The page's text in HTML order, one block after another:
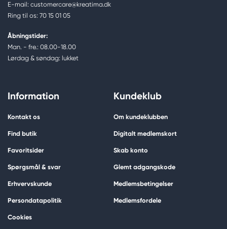
E-mail: customercare@kreatima.dk
Ring til os: 70 15 01 05
Åbningstider:
Man. - fre.: 08.00-18.00
Lørdag & søndag: lukket
Information
Kontakt os
Find butik
Favoritsider
Spørgsmål & svar
Erhvervskunde
Persondatapolitik
Cookies
Kundeklub
Om kundeklubben
Digitalt medlemskort
Skab konto
Glemt adgangskode
Medlemsbetingelser
Medlemsfordele